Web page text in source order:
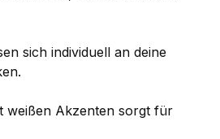
sich individuell an deine
weißen Akzenten sorgt für